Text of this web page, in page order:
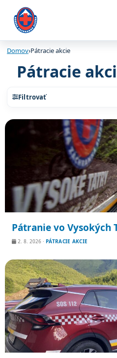
Domov›Pátracie akcie
Pátracie
Filtrovať
Zoznam článkov
Pátranie vo Vysokých
2. 8. 2026 · PÁTRACIE AKCIE